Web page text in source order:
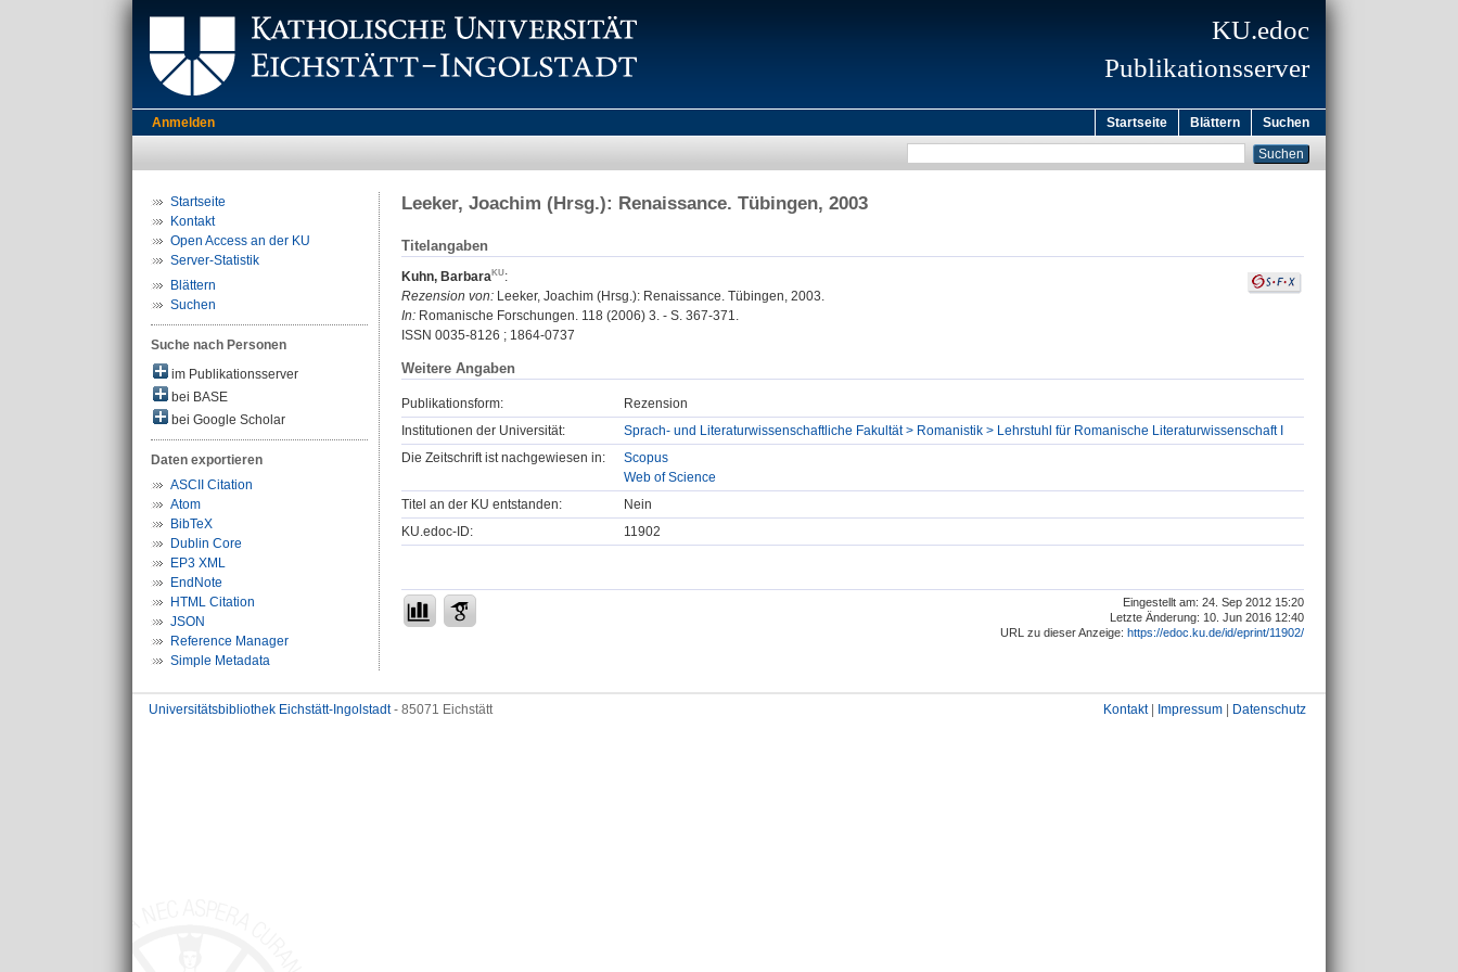
KU.edoc
Publikationsserver
Anmelden Startseite Blättern Suchen
Startseite
Kontakt
Open Access an der KU
Server-Statistik
Blättern
Suchen
Suche nach Personen
im Publikationsserver
bei BASE
bei Google Scholar
Daten exportieren
ASCII Citation
Atom
BibTeX
Dublin Core
EP3 XML
EndNote
HTML Citation
JSON
Reference Manager
Simple Metadata
Leeker, Joachim (Hrsg.): Renaissance. Tübingen, 2003
Titelangaben
Kuhn, Barbara
:
Rezension von: Leeker, Joachim (Hrsg.): Renaissance. Tübingen, 2003.
In: Romanische Forschungen. 118 (2006) 3. - S. 367-371.
ISSN 0035-8126 ; 1864-0737
Weitere Angaben
Publikationsform:
Rezension
Institutionen der Universität:
Sprach- und Literaturwissenschaftliche Fakultät > Romanistik > Lehrstuhl für Romanische Literaturwissenschaft I
Die Zeitschrift ist nachgewiesen in:
Scopus
Web of Science
Titel an der KU entstanden:
Nein
KU.edoc-ID:
11902
Eingestellt am: 24. Sep 2012 15:20
Letzte Änderung: 10. Jun 2016 12:40
URL zu dieser Anzeige: https://edoc.ku.de/id/eprint/11902/
Universitätsbibliothek Eichstätt-Ingolstadt- 85071 Eichstätt Kontakt| Impressum Datenschutz